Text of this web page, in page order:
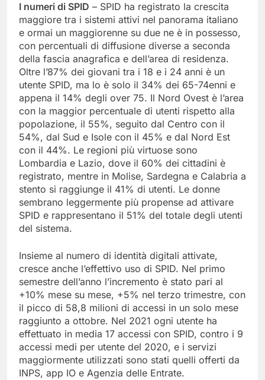
I numeri di SPID – SPID ha registrato la crescita
maggiore tra i sistemi attivi nel panorama italiano
e ormai un maggiorenne su due ne è in possesso,
con percentuali di diffusione diverse a seconda
della fascia anagrafica e dell’area di residenza.
Oltre l’87% dei giovani tra i 18 e i 24 anni è un
utente SPID, ma lo è solo il 34% dei 65-74enni e
appena il 14% degli over 75. Il Nord Ovest è l’area
con la maggior percentuale di utenti rispetto alla
popolazione, il 55%, seguito dal Centro con il
54%, dal Sud e Isole con il 45% e dal Nord Est
con il 44%. Le regioni più virtuose sono
Lombardia e Lazio, dove il 60% dei cittadini è
registrato, mentre in Molise, Sardegna e Calabria a
stento si raggiunge il 41% di utenti. Le donne
sembrano leggermente più propense ad attivare
SPID e rappresentano il 51% del totale degli utenti
del sistema.
Insieme al numero di identità digitali attivate,
cresce anche l’effettivo uso di SPID. Nel primo
semestre dell’anno l’incremento è stato pari al
+10% mese su mese, +5% nel terzo trimestre, con
il picco di 58,8 milioni di accessi in un solo mese
raggiunto a ottobre. Nel 2021 ogni utente ha
effettuato in media 17 accessi con SPID, contro i 9
accessi medi per utente del 2020, e i servizi
maggiormente utilizzati sono stati quelli offerti da
INPS, app IO e Agenzia delle Entrate.